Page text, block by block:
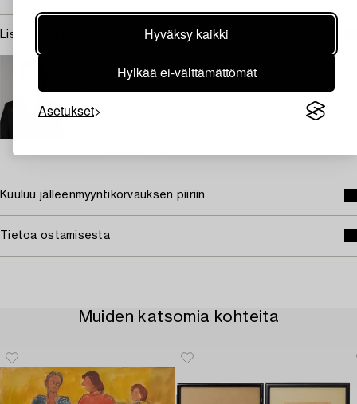
Hyväksy kaikki
Hylkää ei-välttämättömät
Asetukset
Lisätietoja ja kuntoraportit
Lena Rydén
+46 (0)707 78 35 71
Kuuluu jälleenmyyntikorvauksen piiriin
Tietoa ostamisesta
Muiden katsomia kohteita